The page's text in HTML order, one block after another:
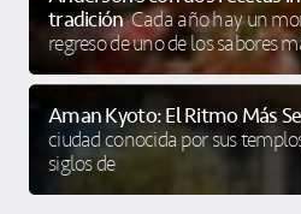
tradición Cada año hay un
regreso de uno de los sabores
Aman Kyoto: El Ritmo Más
ciudad conocida por sus
siglos de